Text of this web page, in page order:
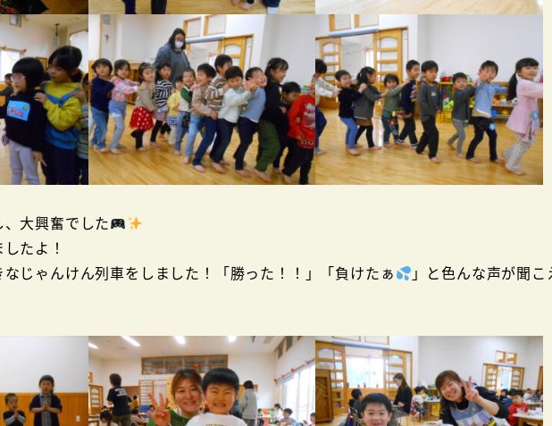
大興奮でした
たよ！
じゃんけん列車をしました！「勝った！！」「負けたぁ
」と色んな声が聞こ